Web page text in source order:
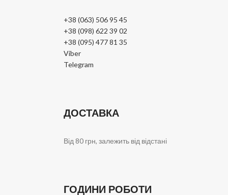
+38 (063) 506 95 45
+38 (098) 622 39 02
+38 (095) 477 81 35
Viber
Telegram
ДОСТАВКА
Від 80 грн, залежить від відстані
ГОДИНИ РОБОТИ